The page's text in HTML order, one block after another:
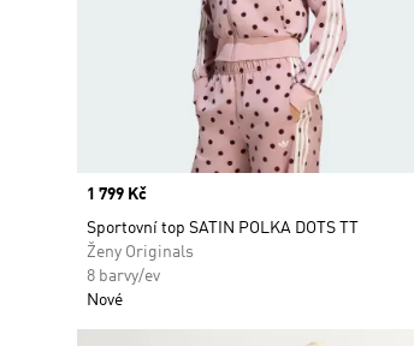
Price
1 799 Kč
Sportovní top SATIN POLKA DOTS TT
Ženy Originals
8 barvy/ev
Nové